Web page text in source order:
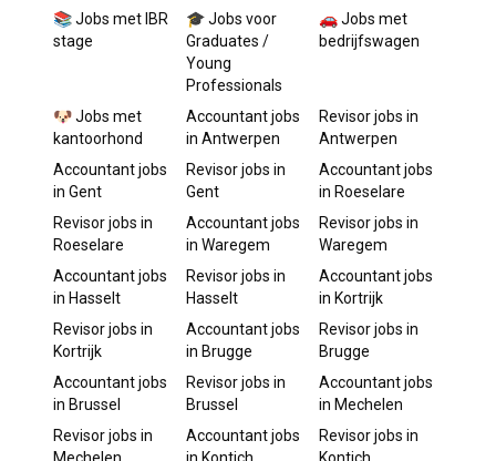
📚 Jobs met IBR
stage
🎓 Jobs voor
Graduates /
Young
Professionals
🚗 Jobs met
bedrijfswagen
🐶 Jobs met
kantoorhond
Accountantjobs
in Antwerpen
Revisorjobs in
Antwerpen
Accountantjobs
in Gent
Revisorjobs in
Gent
Accountantjobs
in Roeselare
Revisorjobs in
Roeselare
Accountantjobs
in Waregem
Revisorjobs in
Waregem
Accountantjobs
in Hasselt
Revisorjobs in
Hasselt
Accountantjobs
in Kortrijk
Revisorjobs in
Kortrijk
Accountantjobs
in Brugge
Revisorjobs in
Brugge
Accountantjobs
in Brussel
Revisorjobs in
Brussel
Accountantjobs
in Mechelen
Revisorjobs in
Accountantjobs
Revisorjobs in